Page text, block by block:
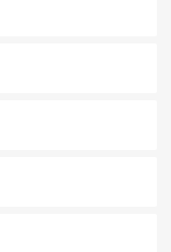
楽しめる外せないスポット